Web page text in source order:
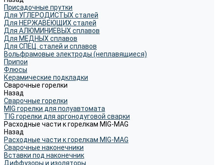
Присадочные прутки
Для УГЛЕРОДИСТЫХ сталей
Для НЕРЖАВЕЮЩИХ сталей
Для АЛЮМИНИЕВЫХ сплавов
Для МЕДНЫХ сплавов
Для СПЕЦ. сталей и сплавов
Вольфрамовые электроды (неплавящиеся)
Припои
Флюсы
Керамические подкладки
Сварочные горелки
Назад
Сварочные горелки
MIG горелки для полуавтомата
TIG горелки для аргонодуговой сварки
Расходные части к горелкам MIG-MAG
Назад
Расходные части к горелкам MIG-MAG
Сварочные наконечники
Вставки под наконечник
Диффузоры и изоляторы